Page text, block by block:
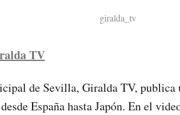
giralda_tv
TV
de Sevilla, Giralda TV, publica
España hasta Japón. En el